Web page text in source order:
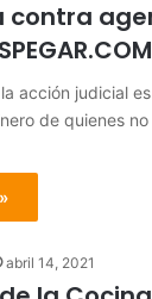
contra
acción judicial
de quienes
abril 14, 2021